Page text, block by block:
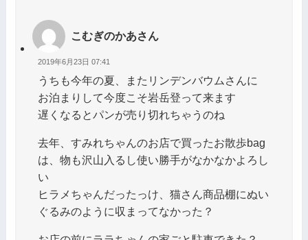
こむぎのかあさん
2019年6月23日 07:41
うちも今年の夏、またリンデンバウムさんに
お泊まりして今度こそ岩岳登って来ます
遅くなるとパンが売り切れちゃうのね
去年、すみれちゃんのお店で買ったお散歩bag
は、物も沢山入るし使い勝手がなかなかよろし
い
ヒラメちゃんだったっけ、猫さん商品棚にぬい
ぐるみのように収まってなかった？